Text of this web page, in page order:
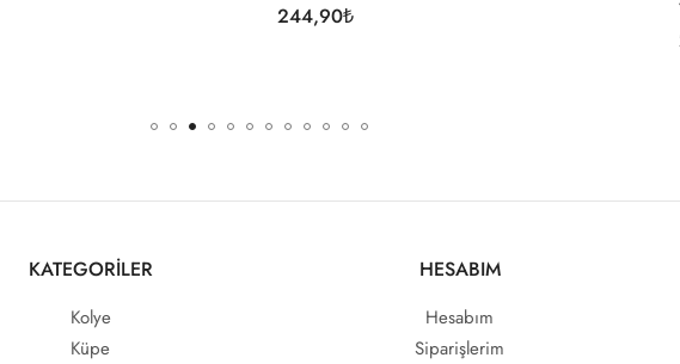
KATEGORİLER
Kolye
Küpe
HESABIM
Hesabım
Siparişlerim